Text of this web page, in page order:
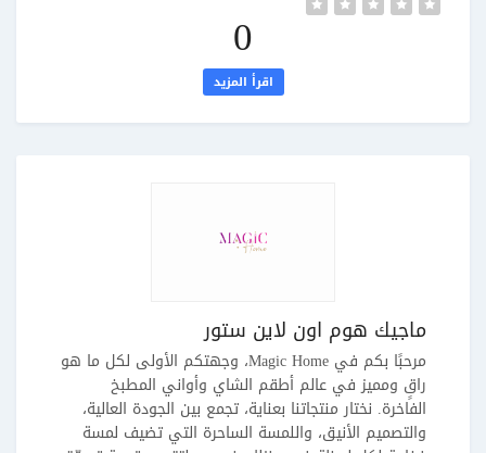
0
اقرأ المزيد
ماجيك هوم اون لاين ستور
مرحبًا بكم في Magic Home، وجهتكم الأولى لكل ما هو
راقٍ ومميز في عالم أطقم الشاي وأواني المطبخ
الفاخرة. نختار منتجاتنا بعناية، تجمع بين الجودة العالية،
والتصميم الأنيق، واللمسة الساحرة التي تضيف لمسة